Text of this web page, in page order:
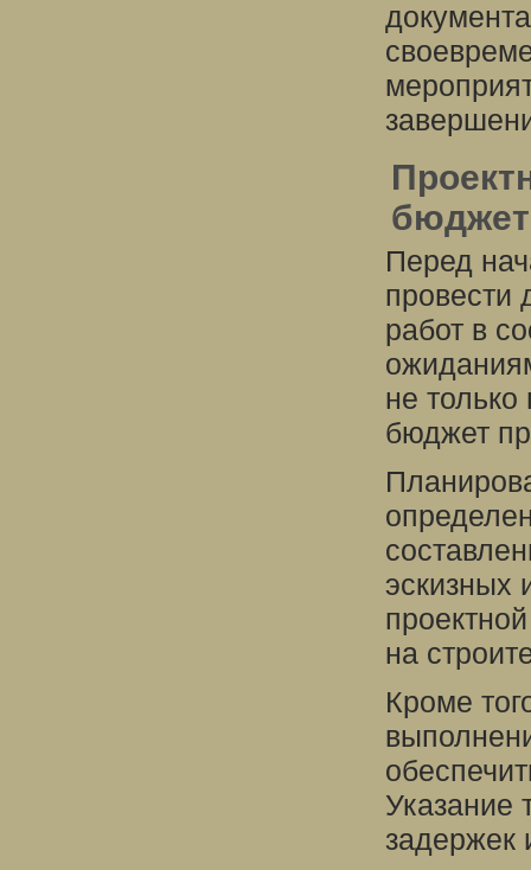
Перед
провести
работ в
не
бюджет
эскизных
на
Кроме
Указание
задержек